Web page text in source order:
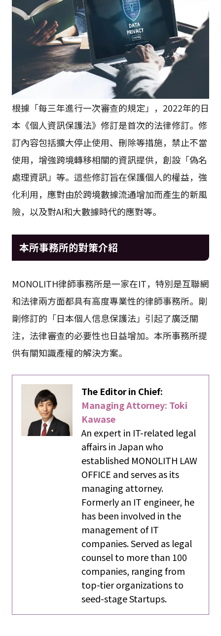
根據「每三年進行一次審查的規定」，2022年的日
本《個人資訊保護法》修訂是首次的法律修訂。修
訂內容包括擴大停止使用、刪除等措施，禁止不當
使用，增強跨境轉移相關的資訊提供，創設「偽名
處理資訊」等。這些修訂旨在保護個人的權益，強
化利用，應對由於跨境數據流通增加而產生的新風
險，以及對AI和大數據時代的應對等。
本所事務所的對策介紹
MONOLITH律師事務所是一家在IT，特別是互聯網
和法律兩方面都具有高度專業性的律師事務所。剛
剛修訂的「日本個人信息保護法」引起了廣泛關
注，法律審查的必要性也日益增加。本所事務所提
供有關知識產權的解決方案。
The Editor in Chief:
Managing Attorney: Toki
Kawase
An expert in IT-related legal
affairs in Japan who
established MONOLITH LAW
OFFICE and serves as its
managing attorney.
Formerly an IT engineer, he
has been involved in the
management of IT
companies. Served as legal
counsel to more than 100
companies, ranging from
top-tier organizations to
seed-stage Startups.